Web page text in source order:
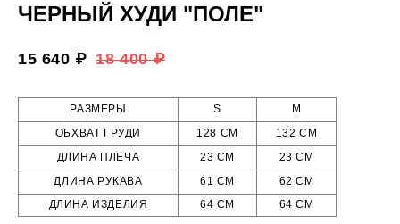
ЧЕРНЫЙ ХУДИ "ПОЛЕ"
15 640 ₽ 18 400 ₽
РАЗМЕРЫ S
M
ОБХВАТ ГРУДИ
128 СМ
132 СМ
ДЛИНА ПЛЕЧА
23 СМ
23 СМ
ДЛИНА РУКАВА
61 СМ
62 СМ
ДЛИНА ИЗДЕЛИЯ
64 СМ 64 СМ